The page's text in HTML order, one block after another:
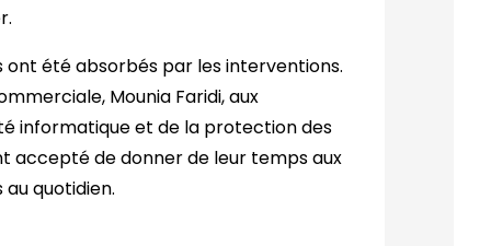
ont été absorbés par les interventions.
Mounia Faridi, aux
informatique et de la protection des
accepté de donner de leur temps aux
quotidien.